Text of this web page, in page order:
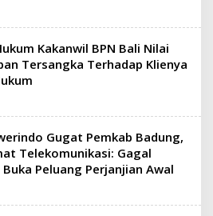
Kakanwil BPN Bali Nilai
Tersangka Terhadap Klienya
Gugat Pemkab Badung,
Telekomunikasi: Gagal
Peluang Perjanjian Awal